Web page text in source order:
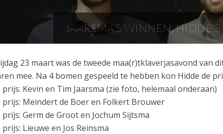
JAARSMA’S WINNEN,
23 maart was de tweede maa(r)tklaverjasavond van
mee. Na 4 bomen gespeeld te hebben kon Hidde de
prijs: Kevin en Tim Jaarsma (zie foto, helemaal onderaan)
prijs: Meindert de Boer en Folkert Brouwer
prijs: Germ de Groot en Jochum Sijtsma
prijs: Lieuwe en Jos Reinsma